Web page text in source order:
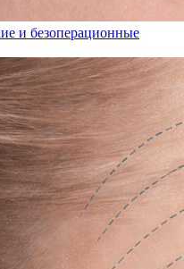
и безоперационные